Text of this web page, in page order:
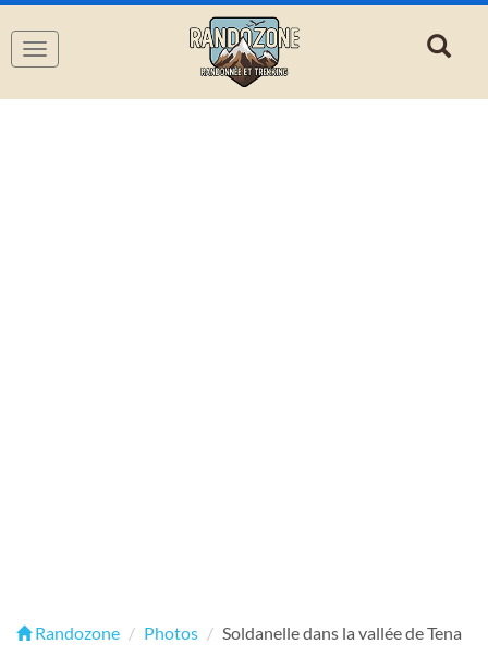
Navigation
Randozone Photos Soldanelle dans la vallée de Tena